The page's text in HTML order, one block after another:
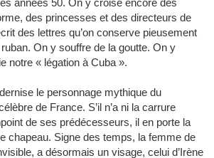
années 50. On y croise encore des
des princesses et des directeurs de
des lettres qu’on conserve pieusement
ruban. On y souffre de la goutte. On y
notre « légation à Cuba ».
le personnage mythique du
de France. S’il n’a ni la carrure
de ses prédécesseurs, il en porte la
chapeau. Signe des temps, la femme de
a désormais un visage, celui d’Irène